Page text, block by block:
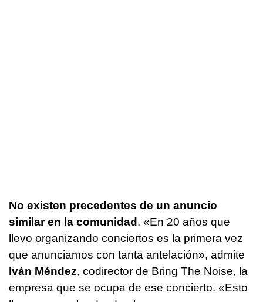
No existen precedentes de un anuncio
similar en la comunidad. «En 20 años que
llevo organizando conciertos es la primera vez
que anunciamos con tanta antelación», admite
Iván Méndez, codirector de Bring The Noise, la
empresa que se ocupa de ese concierto. «Esto